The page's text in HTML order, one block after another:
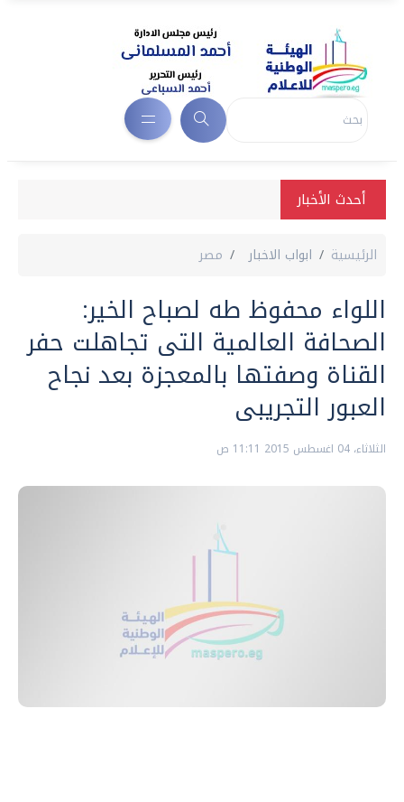
أحدث الأخبار
الرئيسية ابواب الاخبار مصر
اللواء محفوظ طه لصباح الخير:
الصحافة العالمية التى تجاهلت حفر
القناة وصفتها بالمعجزة بعد نجاح
العبور التجريبى
الثلاثاء، 04 اغسطس 2015 11:11 ص